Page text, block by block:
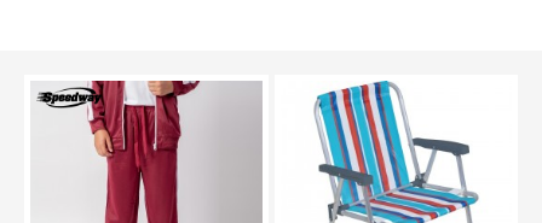
TEXTTRANSPARENTE